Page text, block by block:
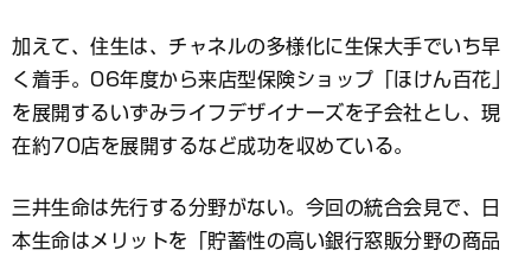
加えて、住生は、チャネルの多様化に生保大手でいち早
く着手。06年度から来店型保険ショップ「ほけん百花」
を展開するいずみライフデザイナーズを子会社とし、現
在約70店を展開するなど成功を収めている。
三井生命は先行する分野がない。今回の統合会見で、日
本生命はメリットを「貯蓄性の高い銀行窓販分野の商品